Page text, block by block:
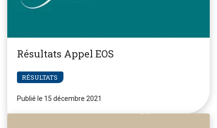
Résultats Appel EOS
RÉSULTATS
Publié le 15 décembre 2021